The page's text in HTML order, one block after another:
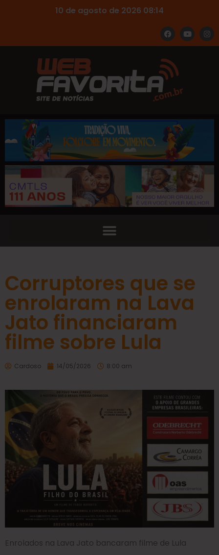
10 de agosto de 2026 08:14
Corruptores que se
enrolaram na Lava
Jato financiaram
filme sobre Lula
Cardoso 14/05/2026 8:00 am
Enrolados na Lava Jato bancaram filme de Lula